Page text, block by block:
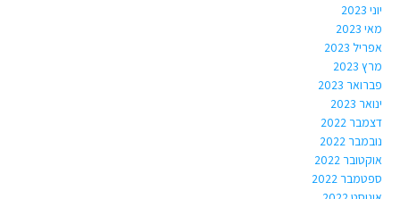
יוני 2023
מאי 2023
אפריל 2023
מרץ 2023
פברואר 2023
ינואר 2023
דצמבר 2022
נובמבר 2022
אוקטובר 2022
ספטמבר 2022